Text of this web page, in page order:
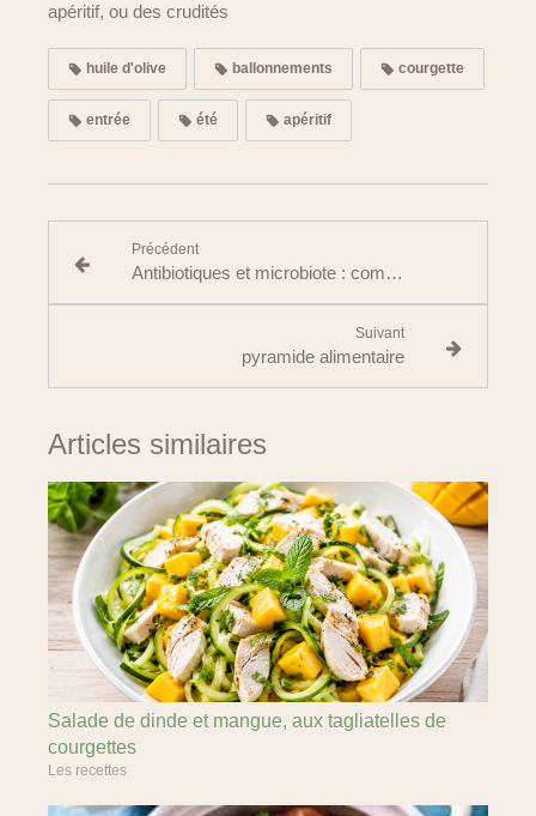
apéritif, ou des crudités
huile d'olive ballonnements courgette
entrée été apéritif
Précédent
Antibiotiques et microbiote : comment protéger son équilibre digestif ?
Suivant
pyramide alimentaire
Articles similaires
Salade de dinde et mangue, aux tagliatelles de
courgettes
Les recettes